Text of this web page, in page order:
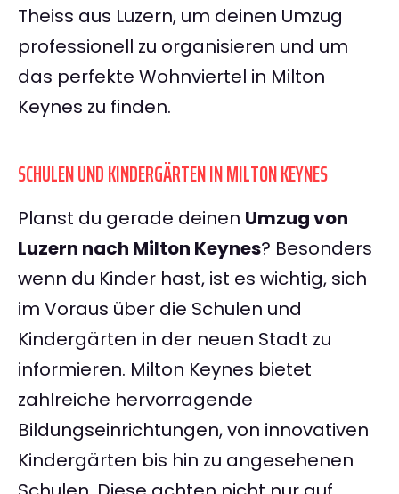
Theiss aus Luzern, um deinen Umzug
professionell zu organisieren und um
das perfekte Wohnviertel in Milton
Keynes zu finden.
SCHULEN UND KINDERGÄRTEN IN MILTON KEYNES
Planst du gerade deinen Umzug von
Luzern nach Milton Keynes? Besonders
wenn du Kinder hast, ist es wichtig, sich
im Voraus über die Schulen und
Kindergärten in der neuen Stadt zu
informieren. Milton Keynes bietet
zahlreiche hervorragende
Bildungseinrichtungen, von innovativen
Kindergärten bis hin zu angesehenen